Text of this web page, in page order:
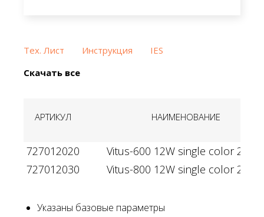
Тех. Лист Инструкция
IES
Скачать все
АРТИКУЛ НАИМЕНОВАНИЕ
727012020
Vitus-600 12W single color 220V
727012030
Vitus-800 12W single color 220V
Указаны базовые параметры